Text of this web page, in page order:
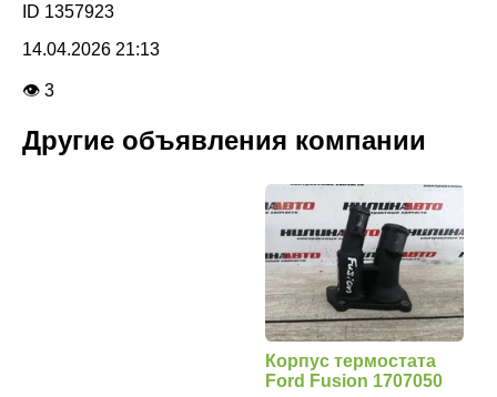
ID 1357923
14.04.2026 21:13
👁 3
Другие объявления компании
Корпус термостата
Ford Fusion 1707050